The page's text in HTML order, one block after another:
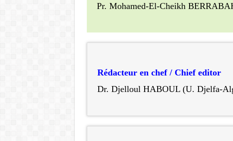
Pr. Mohamed-El-Cheikh
Rédacteur en chef / Chief editor
Dr. Djelloul HABOUL (U. Djelfa-